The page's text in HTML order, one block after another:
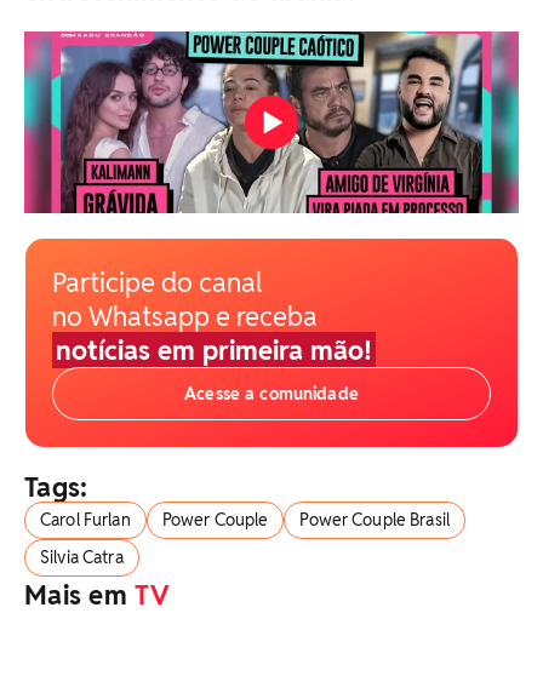
Participe do canal
no Whatsapp e receba
notícias em primeira mão!
Acesse a comunidade
Tags:
Carol Furlan Power Couple
Power Couple Brasil
Silvia Catra
Mais emTV